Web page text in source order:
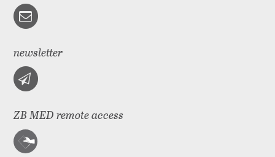
newsletter
ZB MED remote access